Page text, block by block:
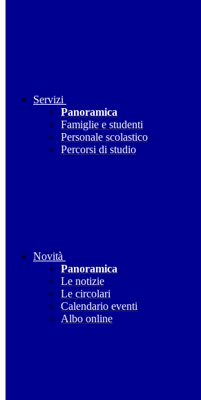
Servizi
Panoramica
Famiglie e studenti
Personale scolastico
Percorsi di studio
Novità
Panoramica
Le notizie
Le circolari
Calendario eventi
Albo online